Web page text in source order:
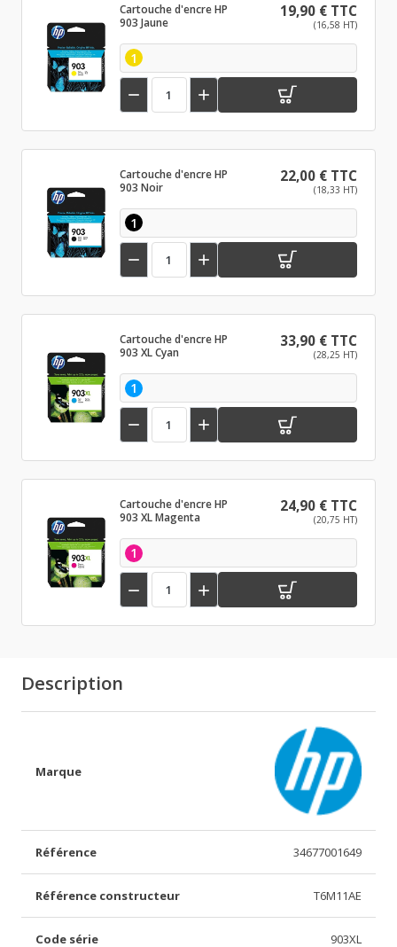
Cartouche d'encre HP
903 Jaune
19,90 € TTC
(16,58 HT)
1
 
Cartouche d'encre HP
903 Noir
22,00 € TTC
(18,33 HT)
1
 
Cartouche d'encre HP
903 XL Cyan
33,90 € TTC
(28,25 HT)
1
 
Cartouche d'encre HP
903 XL Magenta
24,90 € TTC
(20,75 HT)
1
 
Description
Marque
Référence 34677001649
Référence constructeur T6M11AE
Code série 903XL